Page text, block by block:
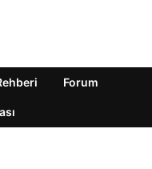
Forum